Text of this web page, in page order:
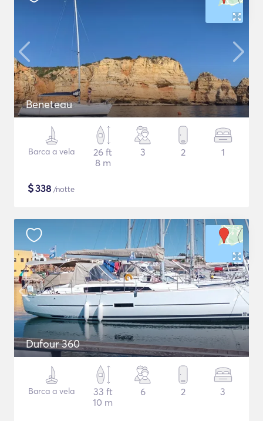
Beneteau
Barca a vela
26 ft
8 m
3 2 1
$338 /notte
Dufour 360
Barca a vela
33 ft
10 m
6 2 3